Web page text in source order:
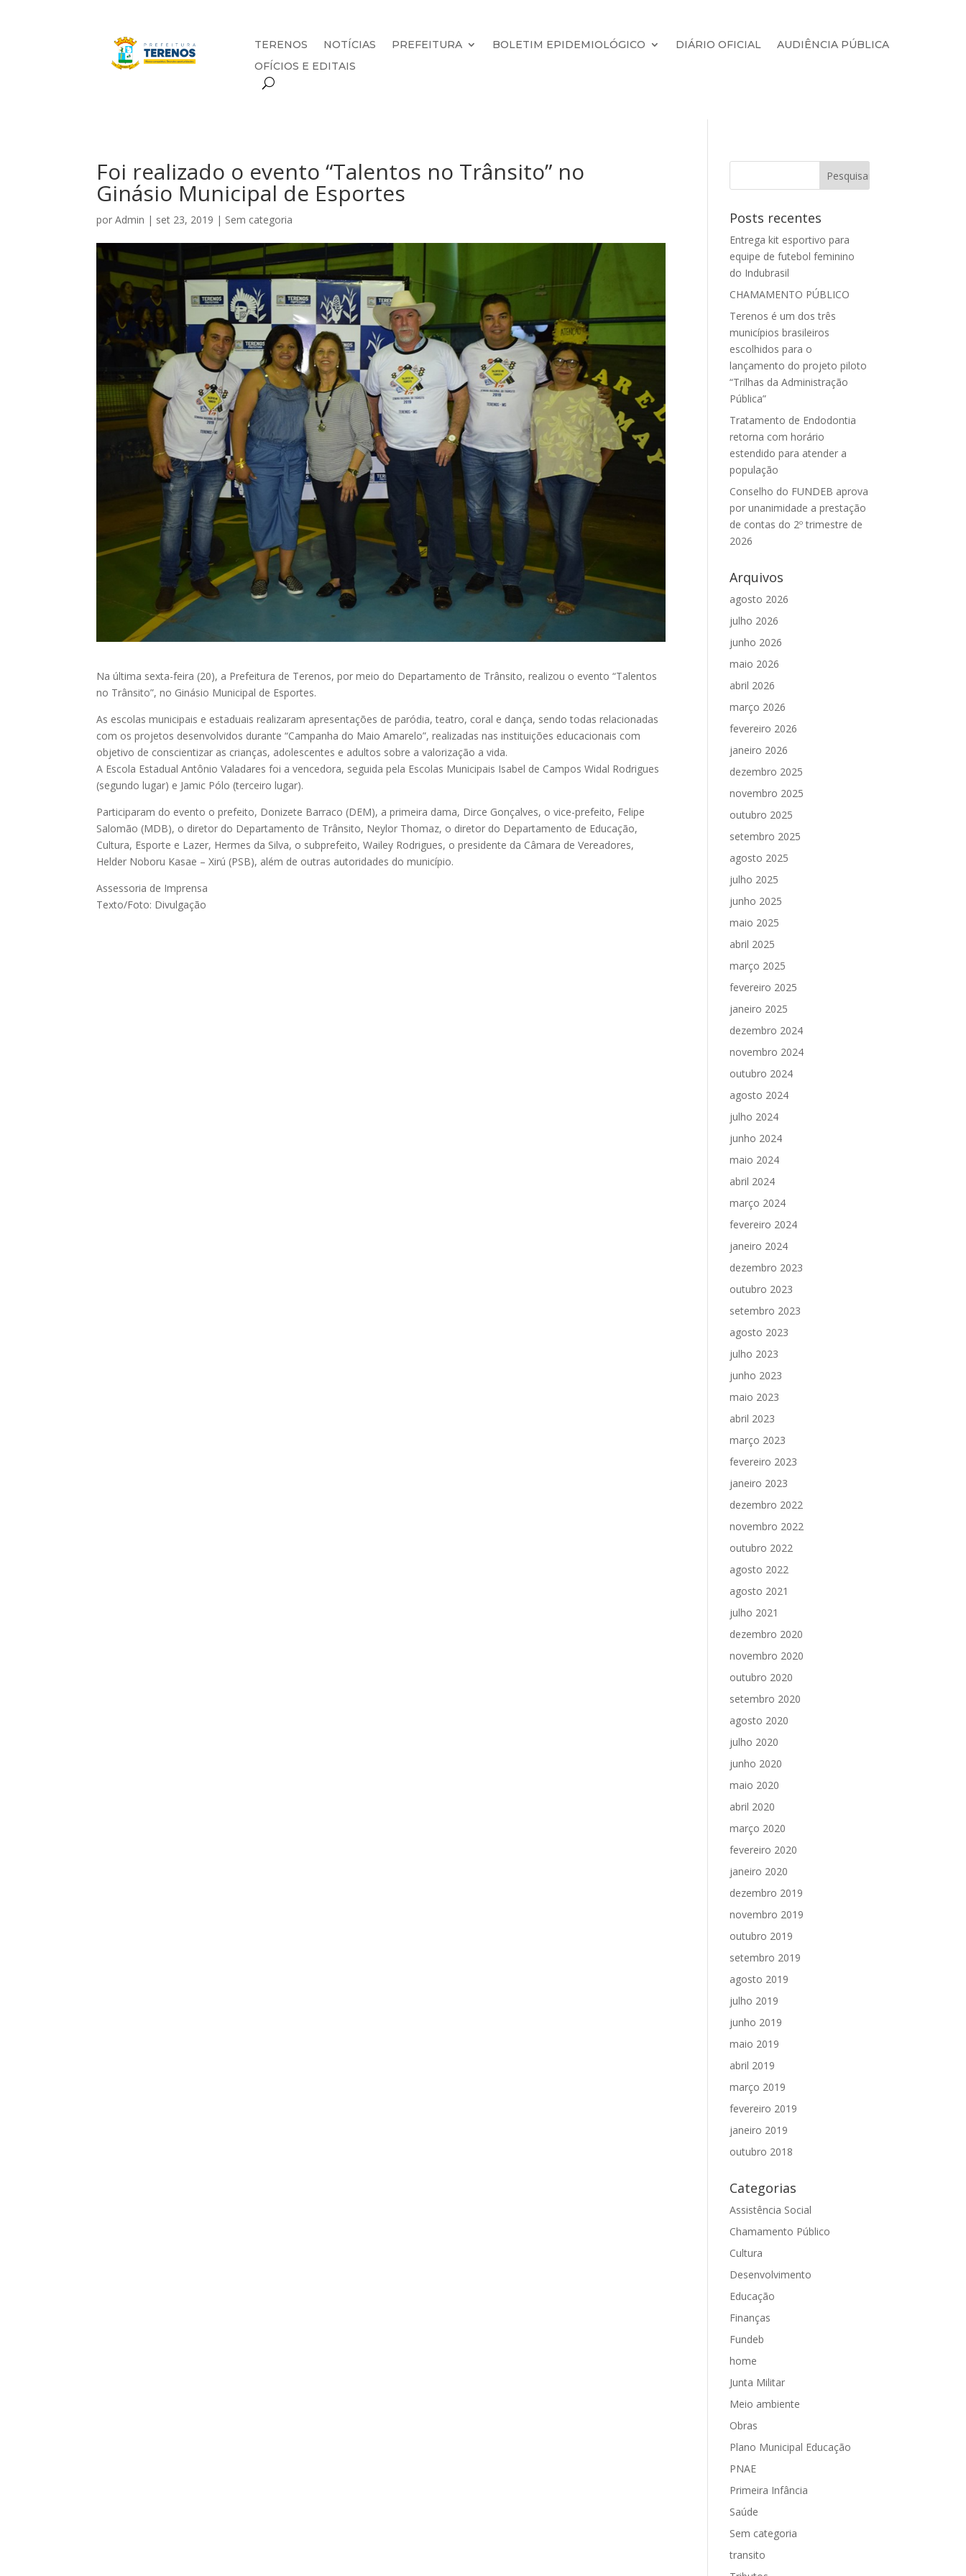
TERENOS NOTÍCIAS PREFEITURA BOLETIM EPIDEMIOLÓGICO DIÁRIO OFICIAL
AUDIÊNCIA PÚBLICA
OFÍCIOS E EDITAIS
Foi realizado o evento “Talentos no Trânsito” no
Ginásio Municipal de Esportes
porAdmin | set 23, 2019 | Sem categoria
Na última sexta-feira (20), a Prefeitura de Terenos, por meio do Departamento de Trânsito, realizou o evento “Talentos
no Trânsito”, no Ginásio Municipal de Esportes.
As escolas municipais e estaduais realizaram apresentações de paródia, teatro, coral e dança, sendo todas relacionadas
com os projetos desenvolvidos durante “Campanha do Maio Amarelo”, realizadas nas instituições educacionais com
objetivo de conscientizar as crianças, adolescentes e adultos sobre a valorização a vida.
A Escola Estadual Antônio Valadares foi a vencedora, seguida pela Escolas Municipais Isabel de Campos Widal Rodrigues
(segundo lugar) e Jamic Pólo (terceiro lugar).
Participaram do evento o prefeito, Donizete Barraco (DEM), a primeira dama, Dirce Gonçalves, o vice-prefeito, Felipe
Salomão (MDB), o diretor do Departamento de Trânsito, Neylor Thomaz, o diretor do Departamento de Educação,
Cultura, Esporte e Lazer, Hermes da Silva, o subprefeito, Wailey Rodrigues, o presidente da Câmara de Vereadores,
Helder Noboru Kasae – Xirú (PSB), além de outras autoridades do município.
Assessoria de Imprensa
Texto/Foto: Divulgação
Posts recentes
Entrega kit esportivo para
equipe de futebol feminino
do Indubrasil
CHAMAMENTO PÚBLICO
Terenos é um dos três
municípios brasileiros
escolhidos para o
lançamento do projeto piloto
“Trilhas da Administração
Pública”
Tratamento de Endodontia
retorna com horário
estendido para atender a
população
Conselho do FUNDEB aprova
por unanimidade a prestação
de contas do 2º trimestre de
2026
Arquivos
agosto 2026
julho 2026
junho 2026
maio 2026
abril 2026
março 2026
fevereiro 2026
janeiro 2026
dezembro 2025
novembro 2025
outubro 2025
setembro 2025
agosto 2025
julho 2025
junho 2025
maio 2025
abril 2025
março 2025
fevereiro 2025
janeiro 2025
dezembro 2024
novembro 2024
outubro 2024
agosto 2024
julho 2024
junho 2024
maio 2024
abril 2024
março 2024
fevereiro 2024
janeiro 2024
dezembro 2023
outubro 2023
setembro 2023
agosto 2023
julho 2023
junho 2023
maio 2023
abril 2023
março 2023
fevereiro 2023
janeiro 2023
dezembro 2022
novembro 2022
outubro 2022
agosto 2022
agosto 2021
julho 2021
dezembro 2020
novembro 2020
outubro 2020
setembro 2020
agosto 2020
julho 2020
junho 2020
maio 2020
abril 2020
março 2020
fevereiro 2020
janeiro 2020
dezembro 2019
novembro 2019
outubro 2019
setembro 2019
agosto 2019
julho 2019
junho 2019
maio 2019
abril 2019
março 2019
fevereiro 2019
janeiro 2019
outubro 2018
Categorias
Assistência Social
Chamamento Público
Cultura
Desenvolvimento
Educação
Finanças
Fundeb
home
Junta Militar
Meio ambiente
Obras
Plano Municipal Educação
PNAE
Primeira Infância
Saúde
Sem categoria
transito